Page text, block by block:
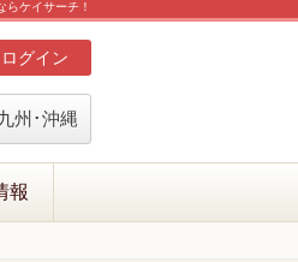
ケイサーチ！
ログイン
州･沖縄
報